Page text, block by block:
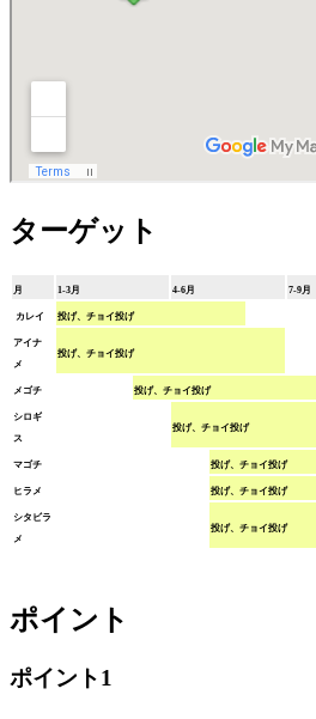
ターゲット
月 1-3月 4-6月 7-9月
カレイ 投げ、チョイ投げ
アイナ
メ
投げ、チョイ投げ
メゴチ 投げ、チョイ投げ
シロギ
ス
投げ、チョイ投げ
マゴチ 投げ、チョイ投げ
ヒラメ 投げ、チョイ投げ
シタビラ
メ
投げ、チョイ投げ
ポイント
ポイント1